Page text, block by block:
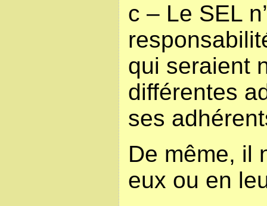
c – Le SEL
qui seraient
différentes
ses
De même, il
eux ou en